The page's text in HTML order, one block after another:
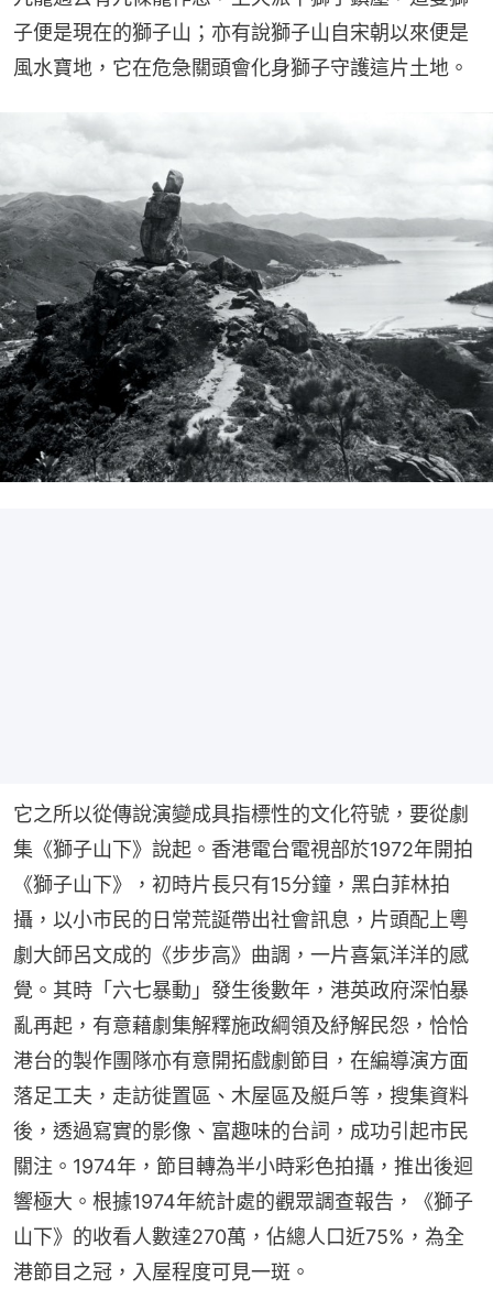
子便是現在的獅子山；亦有說獅子山自宋朝以來便是
風水寶地，它在危急關頭會化身獅子守護這片土地。
它之所以從傳說演變成具指標性的文化符號，要從劇
集《獅子山下》說起。香港電台電視部於1972年開拍
《獅子山下》，初時片長只有15分鐘，黑白菲林拍
攝，以小市民的日常荒誕帶出社會訊息，片頭配上粵
劇大師呂文成的《步步高》曲調，一片喜氣洋洋的感
覺。其時「六七暴動」發生後數年，港英政府深怕暴
亂再起，有意藉劇集解釋施政綱領及紓解民怨，恰恰
港台的製作團隊亦有意開拓戲劇節目，在編導演方面
落足工夫，走訪徙置區、木屋區及艇戶等，搜集資料
後，透過寫實的影像、富趣味的台詞，成功引起市民
關注。1974年，節目轉為半小時彩色拍攝，推出後迴
響極大。根據1974年統計處的觀眾調查報告，《獅子
山下》的收看人數達270萬，佔總人口近75%，為全
港節目之冠，入屋程度可見一斑。